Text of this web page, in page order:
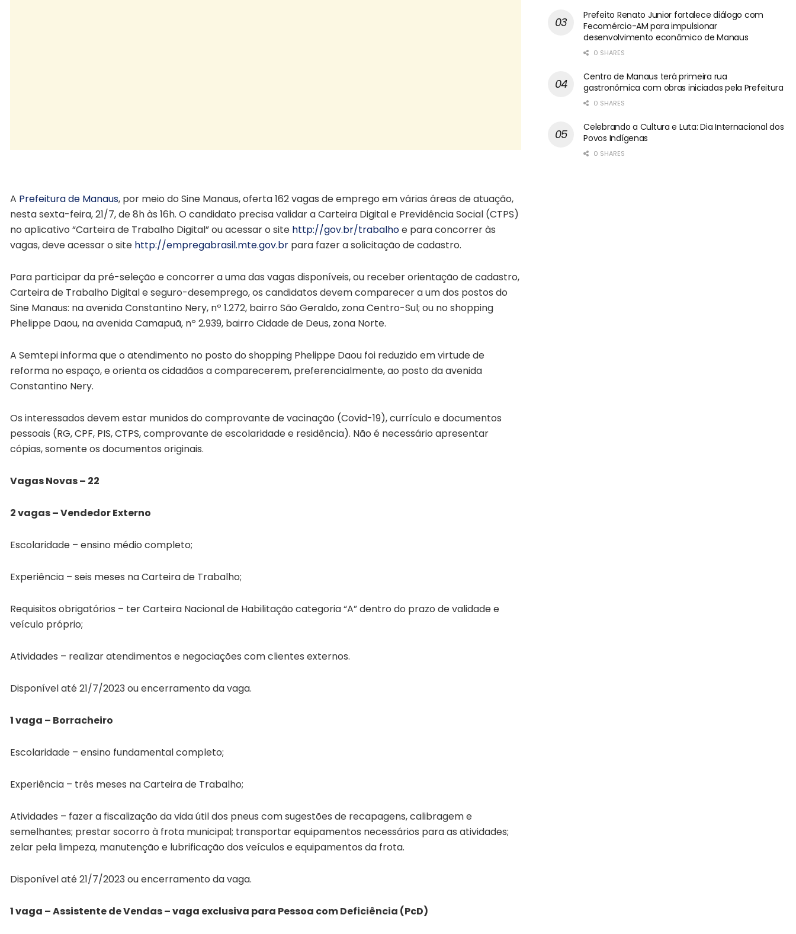
A Prefeitura de Manaus, por meio do Sine Manaus, oferta 162 vagas de emprego em várias áreas de atuação,
nesta sexta-feira, 21/7, de 8h às 16h. O candidato precisa validar a Carteira Digital e Previdência Social (CTPS)
no aplicativo “Carteira de Trabalho Digital” ou acessar o site http://gov.br/trabalhoe para concorrer às
vagas, deve acessar o site http://empregabrasil.mte.gov.br para fazer a solicitação de cadastro.
Para participar da pré-seleção e concorrer a uma das vagas disponíveis, ou receber orientação de cadastro,
Carteira de Trabalho Digital e seguro-desemprego, os candidatos devem comparecer a um dos postos do
Sine Manaus: na avenida Constantino Nery, nº 1.272, bairro São Geraldo, zona Centro-Sul; ou no shopping
Phelippe Daou, na avenida Camapuã, nº 2.939, bairro Cidade de Deus, zona Norte.
A Semtepi informa que o atendimento no posto do shopping Phelippe Daou foi reduzido em virtude de
reforma no espaço, e orienta os cidadãos a comparecerem, preferencialmente, ao posto da avenida
Constantino Nery.
Os interessados devem estar munidos do comprovante de vacinação (Covid-19), currículo e documentos
pessoais (RG, CPF, PIS, CTPS, comprovante de escolaridade e residência). Não é necessário apresentar
cópias, somente os documentos originais.
Vagas Novas – 22
2 vagas – Vendedor Externo
Escolaridade – ensino médio completo;
Experiência – seis meses na Carteira de Trabalho;
Requisitos obrigatórios – ter Carteira Nacional de Habilitação categoria “A” dentro do prazo de validade e
veículo próprio;
Atividades – realizar atendimentos e negociações com clientes externos.
Disponível até 21/7/2023 ou encerramento da vaga.
1 vaga – Borracheiro
Escolaridade – ensino fundamental completo;
Experiência – três meses na Carteira de Trabalho;
Atividades – fazer a fiscalização da vida útil dos pneus com sugestões de recapagens, calibragem e
semelhantes; prestar socorro à frota municipal; transportar equipamentos necessários para as atividades;
zelar pela limpeza, manutenção e lubrificação dos veículos e equipamentos da frota.
Disponível até 21/7/2023 ou encerramento da vaga.
1 vaga – Assistente de Vendas – vaga exclusiva para Pessoa com Deficiência (PcD)
Prefeito Renato Junior fortalece diálogo com
Fecomércio-AM para impulsionar
desenvolvimento econômico de Manaus
0 SHARES
Centro de Manaus terá primeira rua
gastronômica com obras iniciadas pela Prefeitura
0 SHARES
Celebrando a Cultura e Luta: Dia Internacional dos
Povos Indígenas
0 SHARES